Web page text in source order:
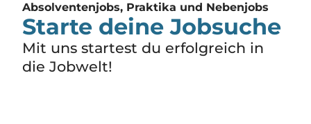
Absolventenjobs, Praktika und Nebenjobs
Starte deine Jobsuche
Mit uns startest du erfolgreich in
die Jobwelt!